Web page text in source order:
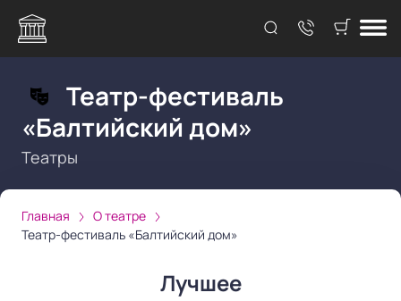
Театр-фестиваль
«Балтийский дом»
Театры
Главная
О театре
Театр-фестиваль «Балтийский дом»
Лучшее